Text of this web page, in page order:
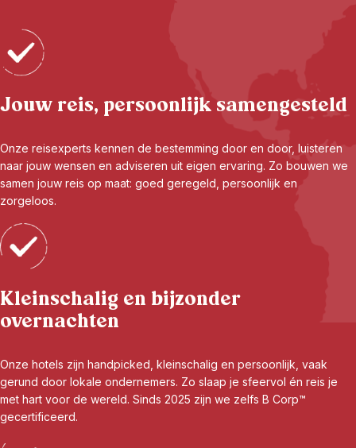
Jouw reis, persoonlijk samengesteld
Onze reisexperts kennen de bestemming door en door, luisteren
naar jouw wensen en adviseren uit eigen ervaring. Zo bouwen we
samen jouw reis op maat: goed geregeld, persoonlijk en
zorgeloos.
Kleinschalig en bijzonder
overnachten
Onze hotels zijn handpicked, kleinschalig en persoonlijk, vaak
gerund door lokale ondernemers. Zo slaap je sfeervol én reis je
met hart voor de wereld. Sinds 2025 zijn we zelfs B Corp™
gecertificeerd.